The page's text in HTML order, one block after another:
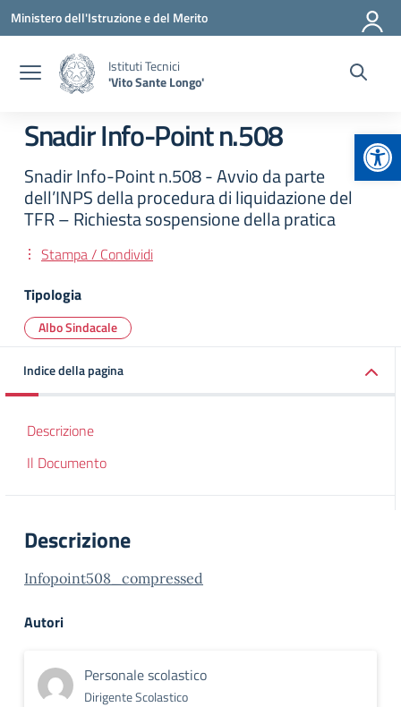
Vai ai contenuti
Vai al menu di navigazione
Vai al footer
Ministero dell'Istruzione e del Merito
Istituti Tecnici
'Vito Sante Longo'
Snadir Info-Point n.508
Snadir Info-Point n.508 - Avvio da parte
dell’INPS della procedura di liquidazione del
TFR – Richiesta sospensione della pratica
Stampa / Condividi
Tipologia
Albo Sindacale
Indice della pagina
Descrizione
Il Documento
Descrizione
Infopoint508_compressed
Autori
Personale scolastico
Dirigente Scolastico